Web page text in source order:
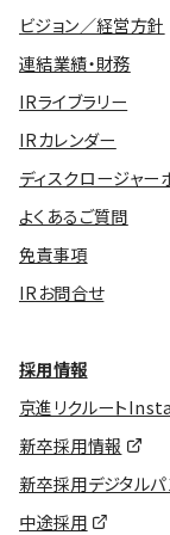
ビジョン／経営方針
連結業績・財務
IRライブラリー
IRカレンダー
ディスクロージャー
よくあるご質問
免責事項
IRお問合せ
採用情報
京進リクルート
新卒採用情報
新卒採用デジタルパ
中途採用